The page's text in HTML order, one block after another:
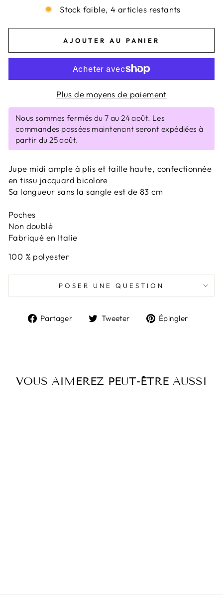
Stock faible, 4 articles restants
AJOUTER AU PANIER
Plus de moyens de paiement
Nous sommes fermés du 7 au 24 août. Les
commandes passées maintenant seront expédiées à
partir du 25 août.
Jupe midi ample à plis et taille haute, confectionnée
en tissu jacquard bicolore
Sa longueur sans la sangle est de 83 cm
Poches
Non doublé
Fabriqué en Italie
100 % polyester
POSER UNE QUESTION
Partager
PartagerTweeter
TweeterÉpingler
VOUS AIMEREZ PEUT-ÊTRE AUSSI